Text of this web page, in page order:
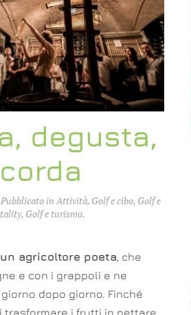
degusta,
inAttività, Golf e cibo, Golf e
, Golf e turismo.
agricoltore poeta, che
e con i grappoli e ne
dopo giorno. Finché
trasformare i frutti in nettare,